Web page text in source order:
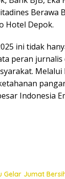
Berawa
Hotel Depok.
ini tidak
peran
Indonesia
Gelar Jumat